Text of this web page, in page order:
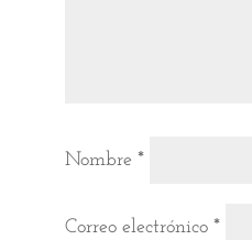
Nombre *
Correo electrónico *